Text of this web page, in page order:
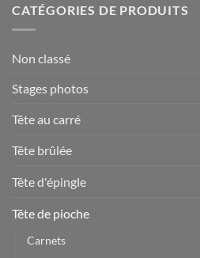
CATÉGORIES DE PRODUITS
Non classé
Stages photos
Tête au carré
Tête brûlée
Tête d'épingle
Tête de pioche
Carnets